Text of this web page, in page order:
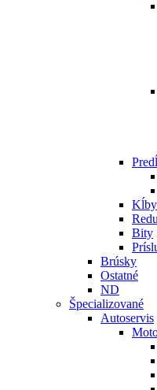
Kĺby
Bity
Brúsky
Ostatné
ND
Špecializované
Autoservis